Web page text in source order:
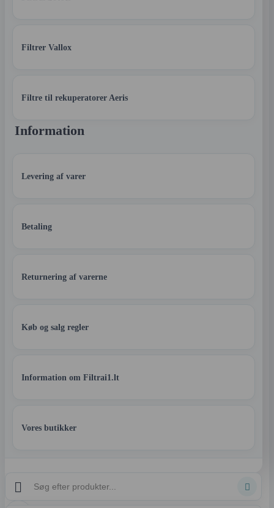
Filtrer Vallox
Filtre til rekuperatorer Aeris
Information
Levering af varer
Betaling
Returnering af varerne
Køb og salg regler
Information om Filtrai1.lt
Vores butikker
 